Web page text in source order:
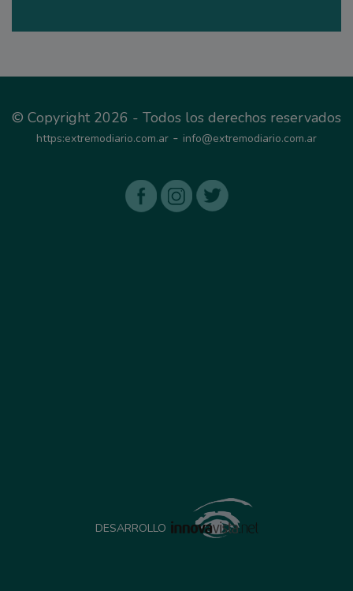
© Copyright 2026 - Todos los derechos reservados
https:extremodiario.com.ar - info@extremodiario.com.ar
DESARROLLO